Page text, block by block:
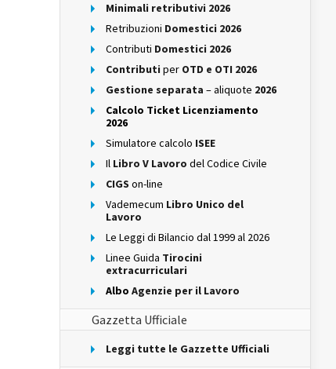
Minimali retributivi 2026
Retribuzioni Domestici 2026
Contributi Domestici 2026
Contributi per OTD e OTI 2026
Gestione separata – aliquote 2026
Calcolo Ticket Licenziamento
2026
Simulatore calcolo ISEE
Il Libro V Lavoro del Codice Civile
CIGS on-line
Vademecum Libro Unico del
Lavoro
Le Leggi di Bilancio dal 1999 al 2026
Linee Guida Tirocini
extracurriculari
Albo Agenzie per il Lavoro
Gazzetta Ufficiale
Leggi tutte le Gazzette Ufficiali